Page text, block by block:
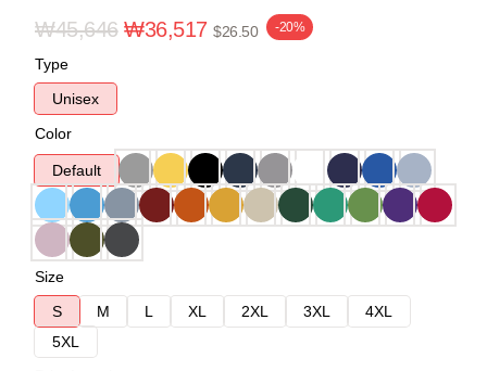
₩45,646 ₩36,517 $26.50 -20%
Type
Unisex
Color
Default
Size
S
M L XL 2XL 3XL
4XL
5XL